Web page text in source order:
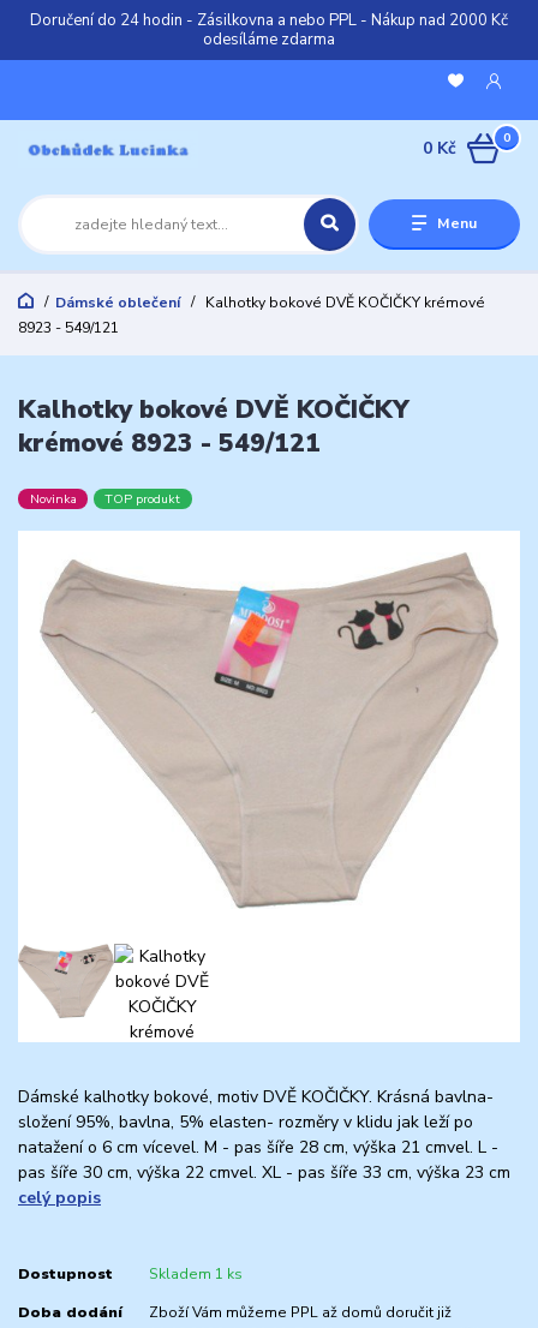
Doručení do 24 hodin - Zásilkovna a nebo PPL - Nákup nad 2000 Kč
odesíláme zdarma
Menu
0
0 Kč
Dámské oblečení
Kalhotky bokové DVĚ KOČIČKY krémové
8923 - 549/121
Kalhotky bokové DVĚ KOČIČKY
krémové 8923 - 549/121
Novinka TOP produkt
Dámské kalhotky bokové, motiv DVĚ KOČIČKY. Krásná bavlna-
složení 95%, bavlna, 5% elasten- rozměry v klidu jak leží po
natažení o 6 cm vícevel. M - pas šíře 28 cm, výška 21 cmvel. L -
pas šíře 30 cm, výška 22 cmvel. XL - pas šíře 33 cm, výška 23 cm
celý popis
Dostupnost Skladem 1 ks
Doba dodání
Zboží Vám můžeme PPL až domů doručit již